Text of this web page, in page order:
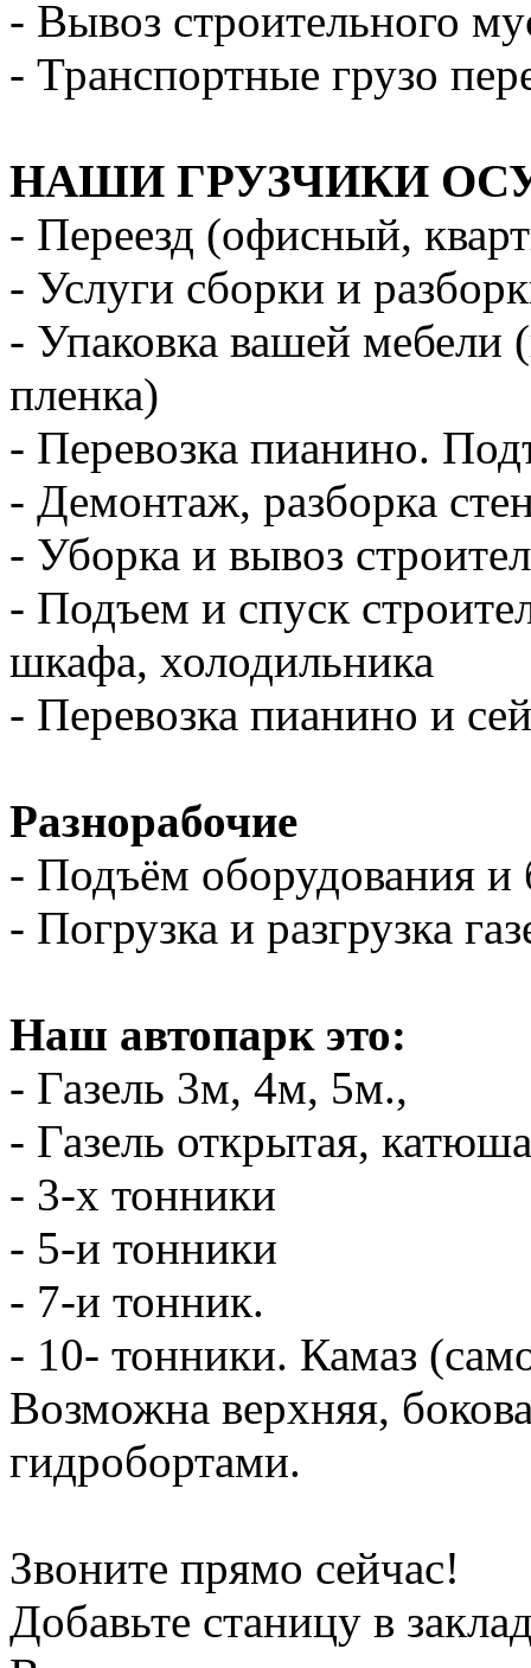
- Вывоз строительного
- Транспортные грузо
НАШИ ГРУЗЧИКИ
- Переезд (офисный,
- Услуги сборки и
- Упаковка вашей мебели
пленка)
- Перевозка пианино.
- Демонтаж, разборка
- Уборка и вывоз
- Подъем и спуск
шкафа, холодильника
- Перевозка пианино и
Разнорабочие
- Подъём оборудования и
- Погрузка и разгрузка
Наш автопарк это:
- Газель 3м, 4м, 5м.,
- Газель открытая,
- 3-х тонники
- 5-и тонники
- 7-и тонник.
- 10- тонники. Камаз
Возможна верхняя,
гидробортами.
Звоните прямо сейчас!
Добавьте станицу в